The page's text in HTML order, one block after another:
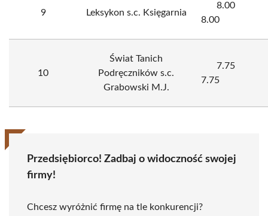
9 Leksykon s.c. Księgarnia
8.00
8.00
10
Świat Tanich
Podręczników s.c.
Grabowski M.J.
7.75
7.75
Przedsiębiorco! Zadbaj o widoczność swojej
firmy!
Chcesz wyróżnić firmę na tle konkurencji?